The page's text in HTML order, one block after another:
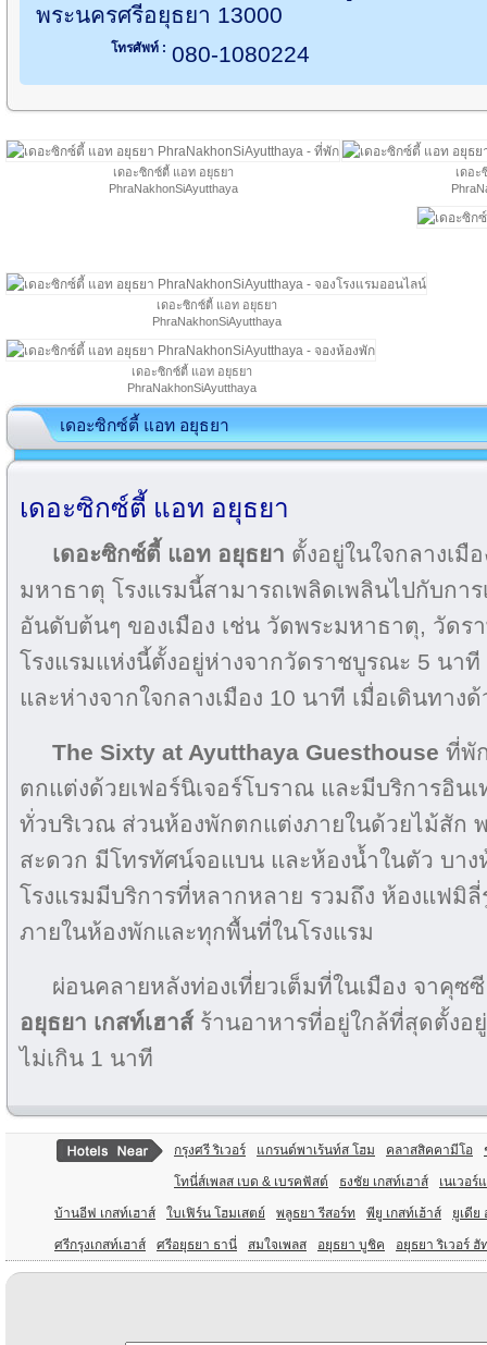
พระนครศรีอยุธยา 13000
โทรศัพท์ : 080-1080224
เดอะซิกซ์ตี้ แอท อยุธยา
PhraNakhonSiAyutthaya
เดอะ
เดอะซิกซ์ตี้ แอท อยุธยา
PhraNakhonSiAyutthaya
เดอะซิกซ์ตี้ แอท อยุธยา
PhraNakhonSiAyutthaya
เดอะซิกซ์ตี้ แอท อยุธยา
เดอะซิกซ์ตี้ แอท อยุธยา
เดอะซิกซ์ตี้ แอท อยุธยา ตั้งอยู่ในใจกลางเมื
มหาธาตุ โรงแรมนี้สามารถเพลิดเพลินไปกับกา
อันดับต้นๆ ของเมือง เช่น วัดพระมหาธาตุ, วัด
โรงแรมแห่งนี้ตั้งอยู่ห่างจากวัดราชบูรณะ 5 นา
และห่างจากใจกลางเมือง 10 นาที เมื่อเดินทาง
The Sixty at Ayutthaya Guesthouse ที่พั
ตกแต่งด้วยเฟอร์นิเจอร์โบราณ และมีบริการอินเ
ทั่วบริเวณ ส่วนห้องพักตกแต่งภายในด้วยไม้สัก
สะดวก มีโทรทัศน์จอแบน และห้องน้ำในตัว บาง
โรงแรมมีบริการที่หลากหลาย รวมถึง ห้องแฟมิ
ภายในห้องพักและทุกพื้นที่ในโรงแรม
ผ่อนคลายหลังท่องเที่ยวเต็มที่ในเมือง จาคุซซี
อยุธยา เกสท์เฮาส์ ร้านอาหารที่อยู่ใกล้ที่สุดตั้งอ
ไม่เกิน 1 นาที
กรุงศรี ริเวอร์ แกรนด์พาเร้นท์ส โฮม คลาสสิคคามีโอ
โทนี่ส์เพลส เบด & เบรคฟัสต์ ธงชัย เกสท์เฮาส์ เนเวอร์
บ้านอีฟ เกสท์เฮาส์ ใบเฟิร์น โฮมเสตย์ พลูธยา รีสอร์ท พียู เกสท์เฮ้าส์ ยูเดีย
ศรีกรุงเกสท์เฮาส์ ศรีอยุธยา ธานี่ สมใจเพลส อยุธยา บูชิค อยุธยา ริเวอร์ ฮั